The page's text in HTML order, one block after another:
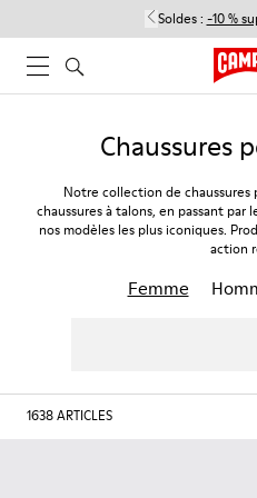
Soldes : -10 %
Chaussures
Notre collection de chaussures
chaussures à talons, en passant
nos modèles les plus iconiques.
action
Femme
1638ARTICLES